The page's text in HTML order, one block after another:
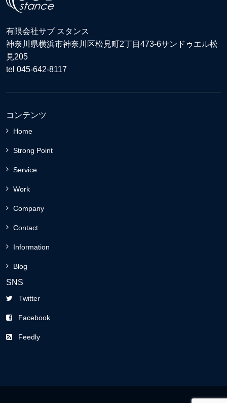
有限会社サブ スタンス
神奈川県横浜市神奈川区松見町2丁目473-6サンドゥエル松
見205
tel 045-642-8117
コンテンツ
Home
Strong Point
Service
Work
Company
Contact
Information
Blog
SNS
Twitter
Facebook
Feedly